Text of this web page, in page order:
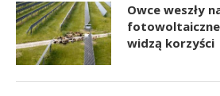
Owce weszły
widzą korzyści